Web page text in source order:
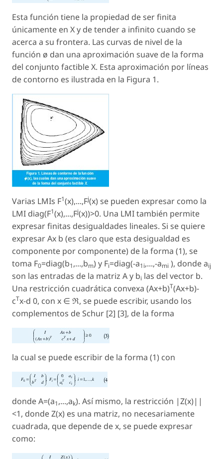
Esta función tiene la propiedad de ser finita
únicamente en X y de tender a infinito cuando se
acerca a su frontera. Las curvas de nivel de la
función ø dan una aproximación suave de la forma
del conjunto factible X. Esta aproximación por líneas
de contorno es ilustrada en la Figura 1.
Varias LMIs F1(x),...,Fj(x) se pueden expresar como la
LMI diag(F1(x),...,Fj(x))>0. Una LMI también permite
expresar finitas desigualdades lineales. Si se quiere
expresar Ax b (es claro que esta desigualdad es
componente por componente) de la forma (1), se
toma F0=diag(b1,...,bm) y Fi=diag(-a1i,...,-ami ), donde aij
son las entradas de la matriz A y bi las del vector b.
Una restricción cuadrática convexa (Ax+b)T(Ax+b)-
cTx-d 0, con x ∈ ℜ, se puede escribir, usando los
complementos de Schur [2] [3], de la forma
la cual se puede escribir de la forma (1) con
donde A=(a1,...,ak). Así mismo, la restricción |Z(x)||
<1, donde Z(x) es una matriz, no necesariamente
cuadrada, que depende de x, se puede expresar
como: